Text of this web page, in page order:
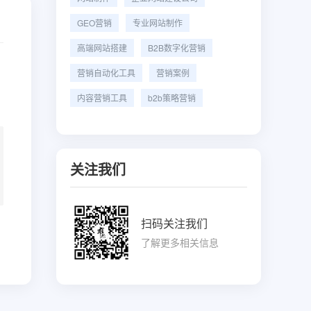
GEO营销 专业网站制作
高端网站搭建 B2B数字化营销
营销自动化工具 营销案例
内容营销工具 b2b策略营销
关注我们
扫码关注我们
了解更多相关信息